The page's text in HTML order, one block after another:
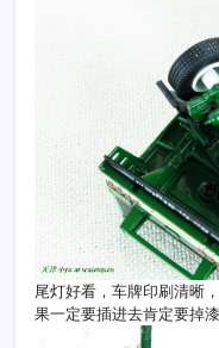
尾灯好看，车牌印刷清晰
果一定要插进去肯定要掉漆